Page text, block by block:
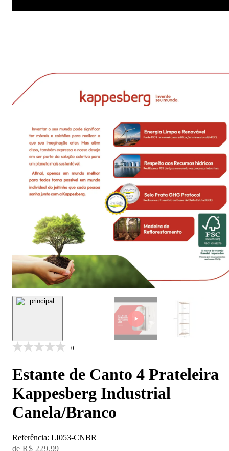
0
Estante de Canto 4 Prateleira
Kappesberg Industrial
Canela/Branco
Referência: LI053-CNBR
Original Price:
R$ 229,99